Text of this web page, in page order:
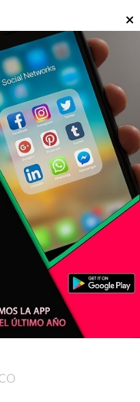
a las fotos
en bikini y
sin filtro
confesionario